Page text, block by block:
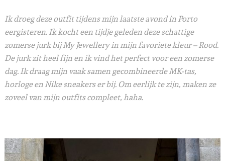
Ik droeg deze outfit tijdens mijn laatste avond in Porto
eergisteren. Ik kocht een tijdje geleden deze schattige
zomerse jurk bij My Jewellery in mijn favoriete kleur – Rood.
De jurk zit heel fijn en ik vind het perfect voor een zomerse
dag. Ik draag mijn vaak samen gecombineerde MK-tas,
horloge en Nike sneakers er bij. Om eerlijk te zijn, maken ze
zoveel van mijn outfits compleet, haha.